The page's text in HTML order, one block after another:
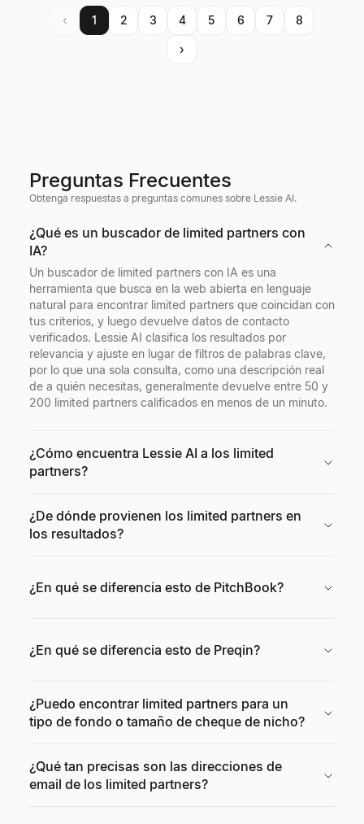
‹ 1 2 3 4 5 6 7 8
›
Preguntas Frecuentes
Obtenga respuestas a preguntas comunes sobre Lessie AI.
¿Qué es un buscador de limited partners con
IA?
Un buscador de limited partners con IA es una
herramienta que busca en la web abierta en lenguaje
natural para encontrar limited partners que coincidan con
tus criterios, y luego devuelve datos de contacto
verificados. Lessie AI clasifica los resultados por
relevancia y ajuste en lugar de filtros de palabras clave,
por lo que una sola consulta, como una descripción real
de a quién necesitas, generalmente devuelve entre 50 y
200 limited partners calificados en menos de un minuto.
¿Cómo encuentra Lessie AI a los limited
partners?
¿De dónde provienen los limited partners en
los resultados?
¿En qué se diferencia esto de PitchBook?
¿En qué se diferencia esto de Preqin?
¿Puedo encontrar limited partners para un
tipo de fondo o tamaño de cheque de nicho?
¿Qué tan precisas son las direcciones de
email de los limited partners?